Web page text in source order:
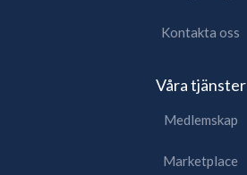
Kontakta oss
Våra tjänster
Medlemskap
Marketplace